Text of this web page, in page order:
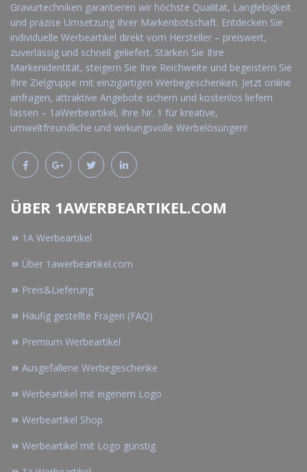
Gravurtechniken garantieren wir höchste Qualität, Langlebigkeit
und präzise Umsetzung Ihrer Markenbotschaft. Entdecken Sie
individuelle Werbeartikel direkt vom Hersteller – preiswert,
zuverlässig und schnell geliefert. Stärken Sie Ihre
Markenidentität, steigern Sie Ihre Reichweite und begeistern Sie
Ihre Zielgruppe mit einzigartigen Werbegeschenken. Jetzt online
anfragen, attraktive Angebote sichern und kostenlos liefern
lassen – 1aWerbeartikel, Ihre Nr. 1 für kreative,
umweltfreundliche und wirkungsvolle Werbelösungen!
ÜBER 1AWERBEARTIKEL.COM
1A Werbeartikel
Über 1awerbeartikel.com
Preis&Lieferung
Häufig gestellte Fragen (FAQ)
Premium Werbeartikel
Ausgefallene Werbegeschenke
Werbeartikel mit eigenem Logo
Werbeartikel Shop
Werbeartikel mit Logo günstig